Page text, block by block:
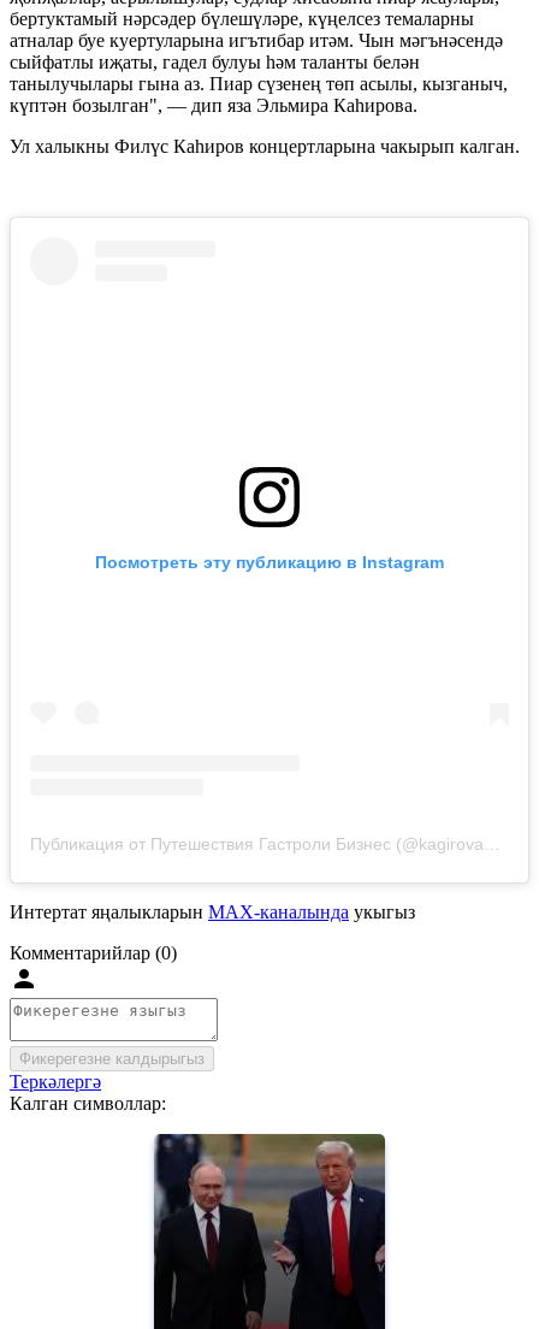
бертуктамый нәрсәдер бүлешүләре, күңелсез темаларны
атналар буе куертуларына игътибар итәм. Чын мәгънәсендә
сыйфатлы иҗаты, гадел булуы һәм таланты белән
танылучылары гына аз. Пиар сүзенең төп асылы, кызганыч,
күптән бозылган", — дип яза Эльмира Каһирова.
Ул халыкны Филүс Каһиров концертларына чакырып калган.
Посмотреть эту публикацию в Instagram
Интертат яңалыкларын MAX-каналында укыгыз
Комментарийлар (0)
Фикерегезне калдырыгыз
Теркәлергә
Калган символлар: